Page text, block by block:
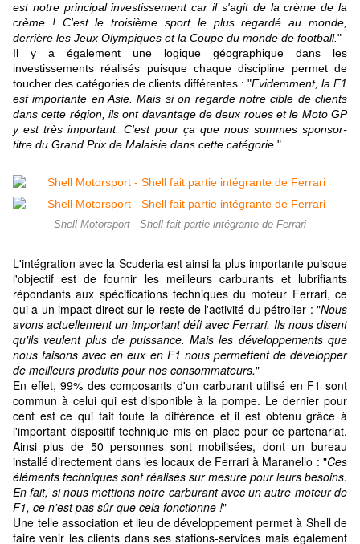
est notre principal investissement car il s'agit de la crème de la
crème ! C'est le troisième sport le plus regardé au monde,
derrière les Jeux Olympiques et la Coupe du monde de football."
Il y a également une logique géographique dans les
investissements réalisés puisque chaque discipline permet de
toucher des catégories de clients différentes : "Evidemment, la F1
est importante en Asie. Mais si on regarde notre cible de clients
dans cette région, ils ont davantage de deux roues et le Moto GP
y est très important. C'est pour ça que nous sommes sponsor-
titre du Grand Prix de Malaisie dans cette catégorie ."
Shell Motorsport - Shell fait partie intégrante de Ferrari
L'intégration avec la Scuderia est ainsi la plus importante puisque
l'objectif est de fournir les meilleurs carburants et lubrifiants
répondants aux spécifications techniques du moteur Ferrari, ce
qui a un impact direct sur le reste de l'activité du pétrolier : "Nous
avons actuellement un important défi avec Ferrari. Ils nous disent
qu'ils veulent plus de puissance. Mais les développements que
nous faisons avec en eux en F1 nous permettent de développer
de meilleurs produits pour nos consommateurs."
En effet, 99% des composants d'un carburant utilisé en F1 sont
commun à celui qui est disponible à la pompe. Le dernier pour
cent est ce qui fait toute la différence et il est obtenu grâce à
l'important dispositif technique mis en place pour ce partenariat.
Ainsi plus de 50 personnes sont mobilisées, dont un bureau
installé directement dans les locaux de Ferrari à Maranello : "Ces
éléments techniques sont réalisés sur mesure pour leurs besoins.
En fait, si nous mettions notre carburant avec un autre moteur de
F1, ce n'est pas sûr que cela fonctionne !"
Une telle association et lieu de développement permet à Shell de
faire venir les clients dans ses stations-services mais également